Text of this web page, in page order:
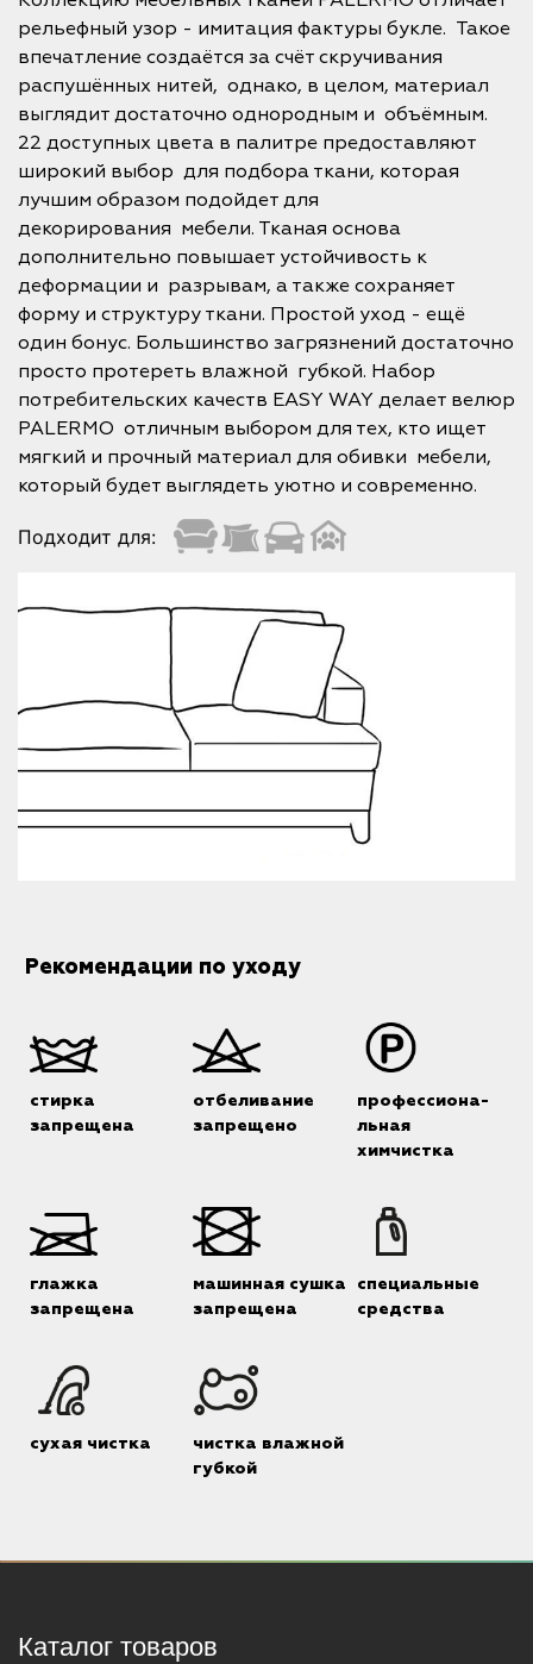
рельефный узор - имитация фактуры букле. Такое
впечатление создаётся за счёт скручивания
распушённых нитей, однако, в целом, материал
выглядит достаточно однородным и объёмным.
22 доступных цвета в палитре предоставляют
широкий выбор для подбора ткани, которая
лучшим образом подойдет для
декорирования мебели. Тканая основа
дополнительно повышает устойчивость к
деформации и разрывам, а также сохраняет
форму и структуру ткани. Простой уход - ещё
один бонус. Большинство загрязнений достаточно
просто протереть влажной губкой. Набор
потребительских качеств EASY WAY делает велюр
PALERMO отличным выбором для тех, кто ищет
мягкий и прочный материал для обивки мебели,
который будет выглядеть уютно и современно.
Подходит для:
Рекомендации по уходу
стирка
запрещена
отбеливание
запрещено
профессиона-
льная
химчистка
глажка
запрещена
машинная сушка
запрещена
специальные
средства
сухая чистка
чистка влажной
губкой
Каталог товаров